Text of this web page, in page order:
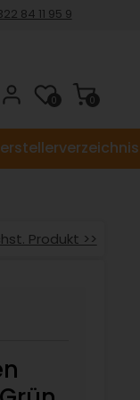
84 11 95 9
0
0
Produkt >>